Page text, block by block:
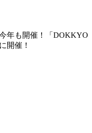
年も開催！「DOKKYO
開催！